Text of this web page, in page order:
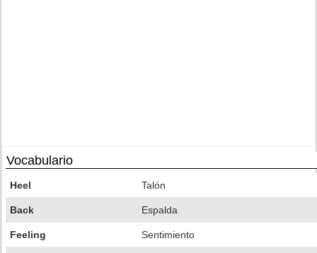
Vocabulario
Heel Talón
Back Espalda
Feeling Sentimiento